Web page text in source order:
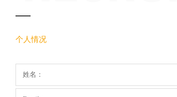
个人情况
姓名：